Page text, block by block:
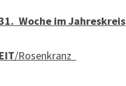
Woche im Jahreskreis
/Rosenkranz